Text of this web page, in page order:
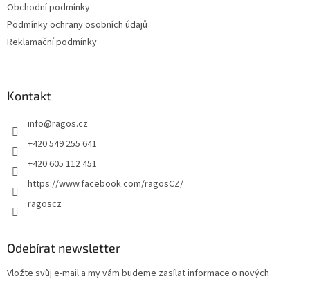
Obchodní podmínky
Podmínky ochrany osobních údajů
Reklamační podmínky
Kontakt
info@ragos.cz
+420 549 255 641
+420 605 112 451
https://www.facebook.com/ragosCZ/
ragoscz
Odebírat newsletter
Vložte svůj e-mail a my vám budeme zasílat informace o nových